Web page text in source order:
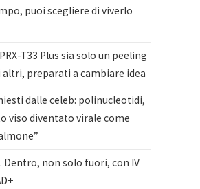
puoi scegliere di viverlo
T33 Plus sia solo un peeling
altri, preparati a cambiare idea
dalle celeb: polinucleotidi,
viso diventato virale come
Dentro, non solo fuori, con IV